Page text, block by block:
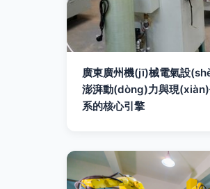
廣東廣州機(jī)械電氣設
澎湃動(dòng)力與現
系的核心引擎